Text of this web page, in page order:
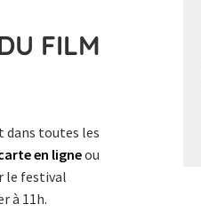
FILM
toutes les
en ligneou
le festival
à 11h.